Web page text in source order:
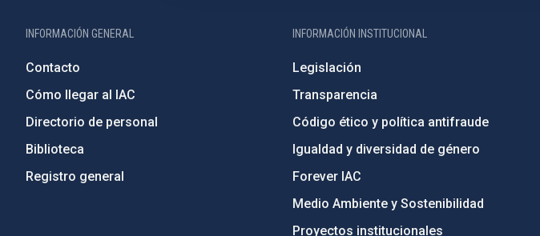
INFORMACIÓN GENERAL
Contacto
Cómo llegar al IAC
Directorio de personal
Biblioteca
Registro general
INFORMACIÓN INSTITUCIONAL
Legislación
Transparencia
Código ético y política antifraude
Igualdad y diversidad de género
Forever IAC
Medio Ambiente y Sostenibilidad
Proyectos institucionales